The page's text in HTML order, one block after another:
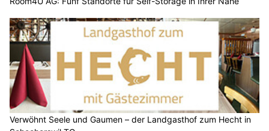
Verwöhnt Seele und Gaumen – der Landgasthof zum Hecht in